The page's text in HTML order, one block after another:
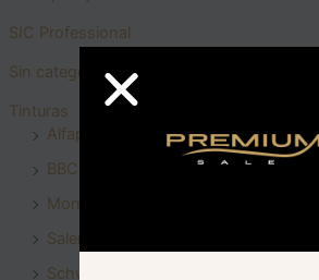
SIC Professional
Sin categoria
Tinturas
Alfaparf Milano
BBCOS
Montibello
Salerm
Schwarzkopf